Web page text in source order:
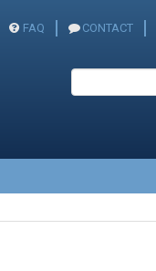
FAQ CONTACT